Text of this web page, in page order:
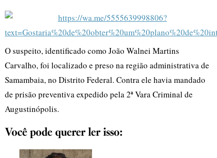
O suspeito, identificado como João Walnei Martins
Carvalho, foi localizado e preso na região administrativa de
Samambaia, no Distrito Federal. Contra ele havia mandado
de prisão preventiva expedido pela 2ª Vara Criminal de
Augustinópolis.
Você pode querer ler isso: